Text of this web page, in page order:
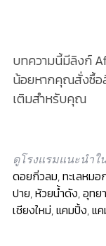
บทความนี้มีลิงก์
น้อยหากคุณสั่งซื้อ
เติมสำหรับคุณ
ดูโรงแรมแนะนำใ
ดอยกิ่วลม,ทะเลหมอ
ปาย,ห้วยน้ำดัง,อุทย
เชียงใหม่,แคมปิ้ง,แ